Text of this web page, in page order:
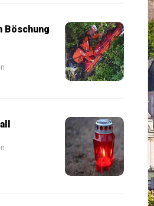
Böschung